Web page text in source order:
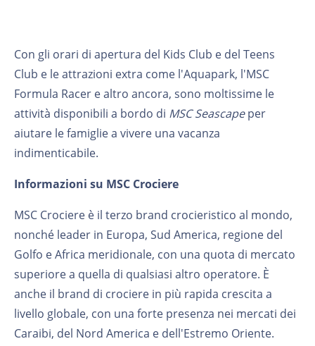
Con gli orari di apertura del Kids Club e del Teens
Club e le attrazioni extra come l'Aquapark, l'MSC
Formula Racer e altro ancora, sono moltissime le
attività disponibili a bordo di MSC Seascapeper
aiutare le famiglie a vivere una vacanza
indimenticabile.
Informazioni su MSC Crociere
MSC Crociere è il terzo brand crocieristico al mondo,
nonché leader in Europa, Sud America, regione del
Golfo e Africa meridionale, con una quota di mercato
superiore a quella di qualsiasi altro operatore. È
anche il brand di crociere in più rapida crescita a
livello globale, con una forte presenza nei mercati dei
Caraibi, del Nord America e dell'Estremo Oriente.